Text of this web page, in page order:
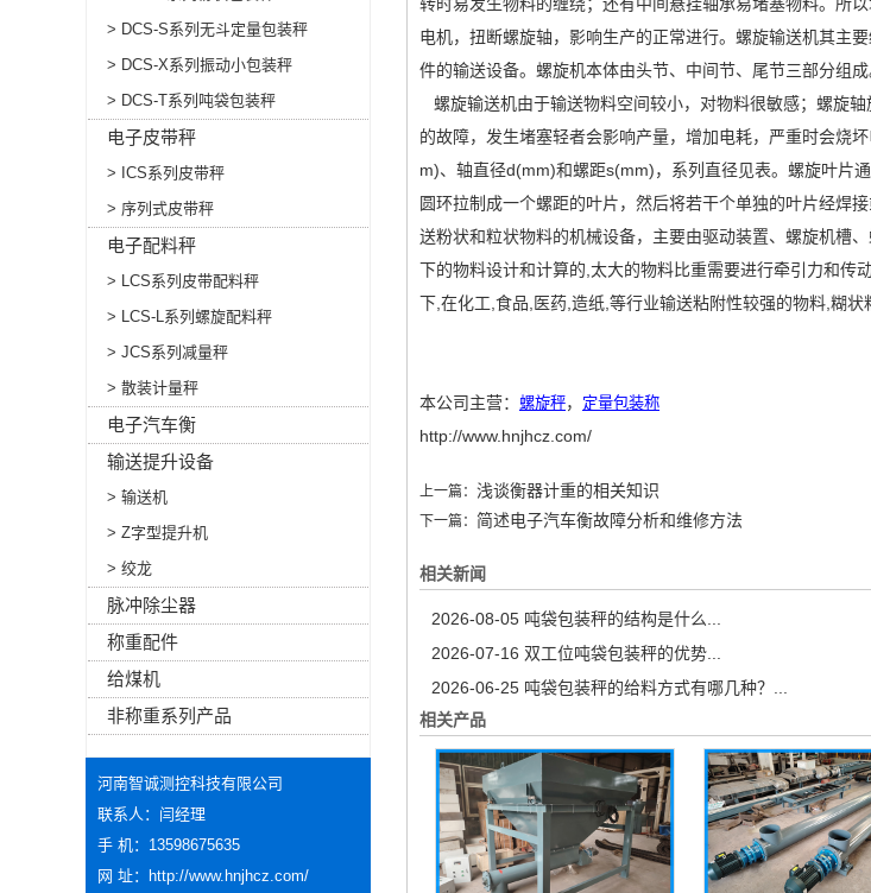
电机，扭断螺旋轴，影响生产的正常进行。螺旋输送机其主
件的输送设备。螺旋机本体由头节、中间节、尾节三部分
螺旋输送机由于输送物料空间较小，对物料很敏感；螺旋
的故障，发生堵塞轻者会影响产量，增加电耗，严重时会烧
m)、轴直径d(mm)和螺距s(mm)，系列直径见表。螺旋叶片
圆环拉制成一个螺距的叶片，然后将若干个单独的叶片经焊
送粉状和粒状物料的机械设备，主要由驱动装置、螺旋机槽
下的物料设计和计算的,太大的物料比重需要进行牵引力和
下,在化工,食品,医药,造纸,等行业输送粘附性较强的物料,糊
本公司主营： 螺旋秤， 定量包装称
http://www.hnjhcz.com/
上一篇： 浅谈衡器计重的相关知识
下一篇： 简述电子汽车衡故障分析和维修方法
相关新闻
2026-08-05 吨袋包装秤的结构是什么...
2026-07-16 双工位吨袋包装秤的优势...
2026-06-25 吨袋包装秤的给料方式有哪几种？...
相关产品
> DCS-S系列无斗定量包装秤
> DCS-X系列振动小包装秤
> DCS-T系列吨袋包装秤
电子皮带秤
> ICS系列皮带秤
> 序列式皮带秤
电子配料秤
> LCS系列皮带配料秤
> LCS-L系列螺旋配料秤
> JCS系列减量秤
> 散装计量秤
电子汽车衡
输送提升设备
> 输送机
> Z字型提升机
> 绞龙
脉冲除尘器
称重配件
给煤机
非称重系列产品
河南智诚测控科技有限公司
联系人：闫经理
手 机：13598675635
网 址：
http://www.hnjhcz.com/